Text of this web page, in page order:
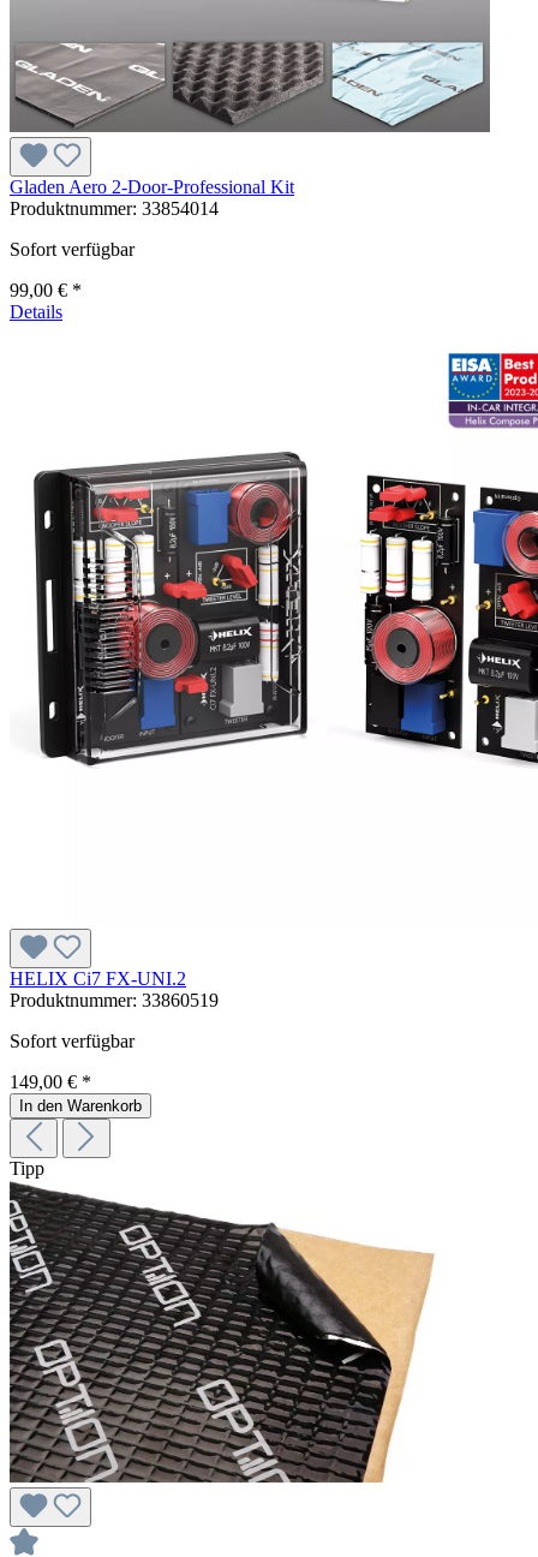
Gladen Aero 2-Door-Professional Kit
Produktnummer: 33854014
Sofort verfügbar
99,00 € *
Details
HELIX Ci7 FX-UNI.2
Produktnummer: 33860519
Sofort verfügbar
149,00 € *
In den Warenkorb
Tipp